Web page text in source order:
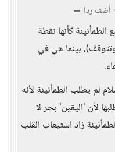
أضف ردا
كأنها نقطة
(تصل لرقم 10 وتتوقف)، بينما هي في
لم يطلب الطمأنينة لأنه
لأن 'اليقين' بحر لا
زاد استيعاب القلب